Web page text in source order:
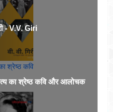
- V.V. Giri
का श्रेष्ठ कवि और आलोचक